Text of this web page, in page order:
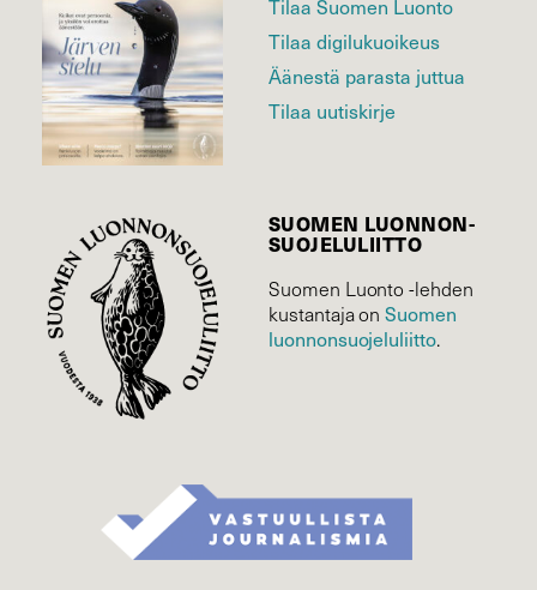
Tilaa Suomen Luonto
Tilaa digilukuoikeus
Äänestä parasta juttua
Tilaa uutiskirje
SUOMEN LUONNON­
SUOJELU­LIITTO
Suomen Luonto -lehden
kustantaja onSuomen
luonnonsuojelu­liitto.